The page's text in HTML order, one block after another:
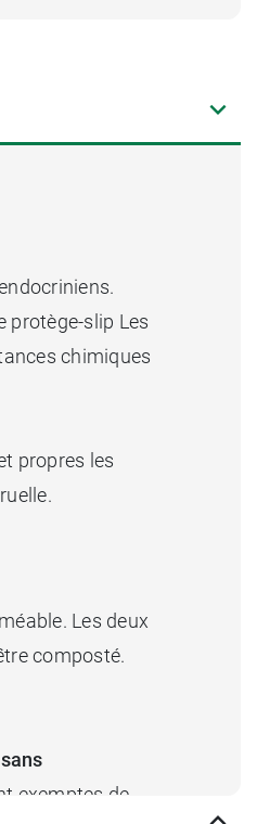
protège-slip Les
chimiques
propres les
Les deux
composté.
sans
exemptes de